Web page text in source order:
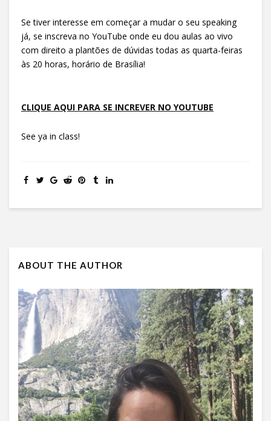
Se tiver interesse em começar a mudar o seu speaking
já, se inscreva no YouTube onde eu dou aulas ao vivo
com direito a plantões de dúvidas todas as quarta-feiras
às 20 horas, horário de Brasília!
CLIQUE AQUI PARA SE INCREVER NO YOUTUBE
See ya in class!
ABOUT THE AUTHOR